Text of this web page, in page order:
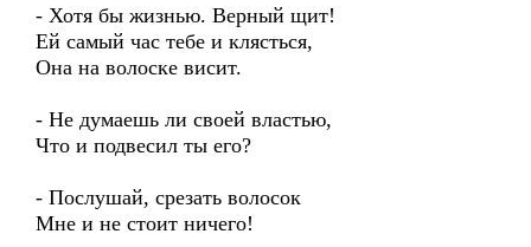
- Хотя бы жизнью. Верный щит!
Ей самый час тебе и клясться,
Она на волоске висит.
- Не думаешь ли своей властью,
Что и подвесил ты его?
- Послушай, срезать волосок
Мне и не стоит ничего!